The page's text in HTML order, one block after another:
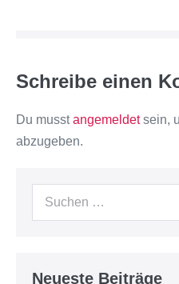
Schreibe einen
Du musstangemeldetsein,
abzugeben.
Neueste Beiträge